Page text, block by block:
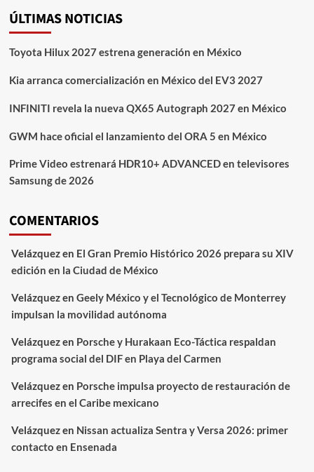
ÚLTIMAS NOTICIAS
Toyota Hilux 2027 estrena generación en México
Kia arranca comercialización en México del EV3 2027
INFINITI revela la nueva QX65 Autograph 2027 en México
GWM hace oficial el lanzamiento del ORA 5 en México
Prime Video estrenará HDR10+ ADVANCED en televisores
Samsung de 2026
COMENTARIOS
Velázquezen El Gran Premio Histórico 2026 prepara su XIV
edición en la Ciudad de México
Velázquezen Geely México y el Tecnológico de Monterrey
impulsan la movilidad autónoma
Velázquezen Porsche y Hurakaan Eco-Táctica respaldan
programa social del DIF en Playa del Carmen
Velázquezen Porsche impulsa proyecto de restauración de
arrecifes en el Caribe mexicano
Velázquezen Nissan actualiza Sentra y Versa 2026: primer
contacto en Ensenada